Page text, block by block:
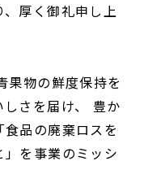
厚く御礼申し上
果物の鮮度保持を
さを届け、 豊か
品の廃棄ロスを
を事業のミッシ